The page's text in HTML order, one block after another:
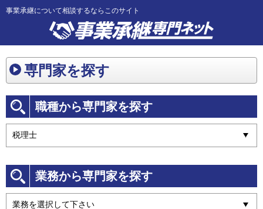
事業承継について相談するならこのサイト
専門家を探す
職種から専門家を探す
業務から専門家を探す